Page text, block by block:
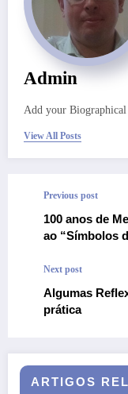
Admin
Add your
View All Posts
Previous post
100 anos de
ao “Símbolos
Next post
Algumas
prática
ARTIGOS